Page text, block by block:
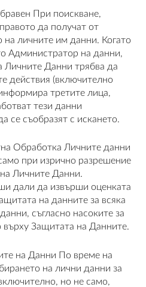
При поискване,
да получат от
на личните им данни. Когато
Администратор на данни,
Данни трябва да
действия (включително
третите лица,
тези данни
се съобразят с искането.
Обработка Личните данни
при изрично разрешение
Личните Данни.
дали да извърши оценката
на данните за всяка
съгласно насоките за
Защитата на Данните.
на Данни По време на
на лични данни за
но не само,